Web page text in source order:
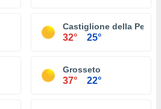
Castiglione della
32° 25°
Grosseto
37° 22°